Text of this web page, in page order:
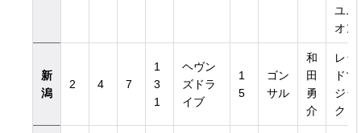
ユニ
オン
新
潟
2 4 7
1
3
1
ヘヴン
ズドラ
イブ
1
5
ゴン
サル
和
田
勇
介
レッ
ドマ
ジッ
ク